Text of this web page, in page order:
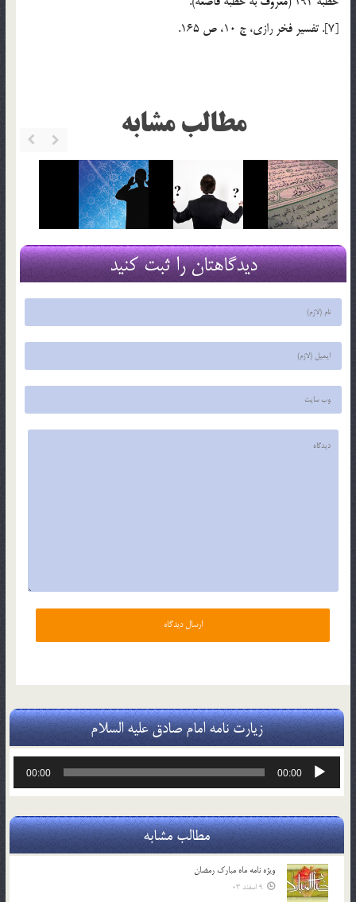
[7]. تفسير فخر رازي، ج 10، ص 165.
مطالب مشابه
دیدگاهتان را ثبت کنید
زیارت نامه امام صادق علیه السلام
پخش‌کننده
00:00
00:00
مطالب مشابه
ویژه نامه ماه مبارک رمضان
9 اسفند 03